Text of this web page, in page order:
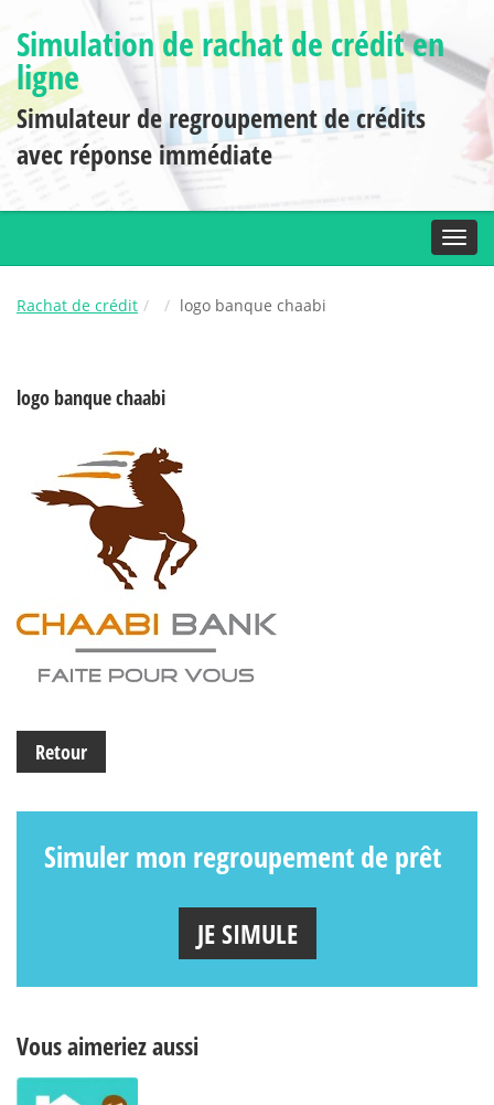
Simulation de rachat de crédit en
ligne
Simulateur de regroupement de crédits
avec réponse immédiate
Rachat de crédit logo banque chaabi
logo banque chaabi
Retour
Simuler mon regroupement de prêt
JE SIMULE
Vous aimeriez aussi